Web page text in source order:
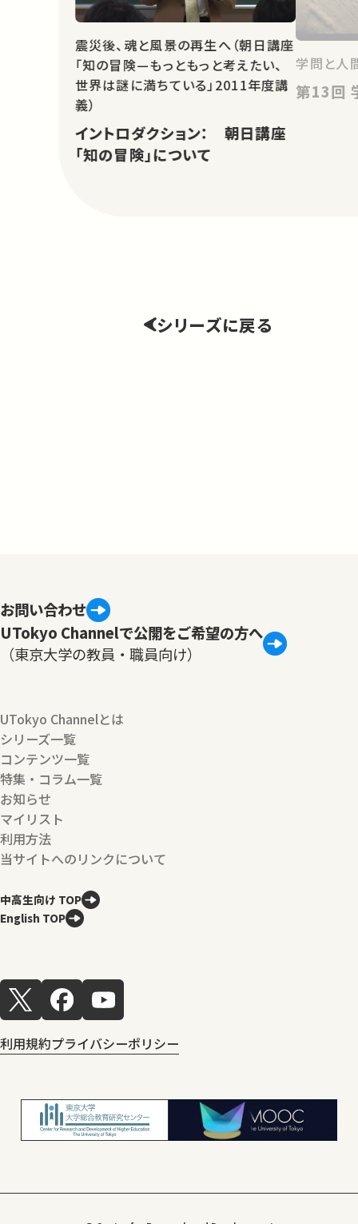
震災後、魂と風景の再生へ（朝日講座
「知の冒険—もっともっと考えたい、
世界は謎に満ちている」2011年度講
義）
イントロダクション： 朝日講座
「知の冒険」について
学問と人
シリーズに戻る
お問い合わせ
UTokyo Channelで公開をご希望の方へ
（東京大学の教員・職員向け）
UTokyo Channelとは
シリーズ一覧
コンテンツ一覧
特集・コラム一覧
お知らせ
マイリスト
利用方法
当サイトへのリンクについて
中高生向け TOP
English TOP
利用規約プライバシーポリシー